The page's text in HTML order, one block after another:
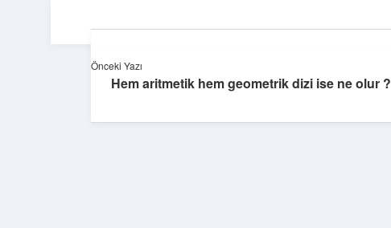
Önceki Yazı
Hem aritmetik hem geometrik dizi ise ne olur ?